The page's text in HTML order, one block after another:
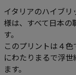
イタリアのハイブ
様は、すべて日本の
す。
このプリントは４
にわたりまるで浮
ます。